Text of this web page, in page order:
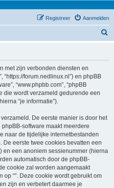
Aanmelden
Registreer
met zijn verbonden diensten en
“https://forum.nedlinux.nl”) en phpBB
“www.phpbb.com”, “phpBB
die wordt verzameld gedurende een
“je informatie”).
De eerste manier is door het
software maakt meerdere
naar de tijdelijke internetbestanden
eerste twee cookies bevatten een
en een anoniem sessienummer (hierna
automatisch door de phpBB-
cookie zal worden aangemaakt
“”. Deze cookie wordt gebruikt om
zijn en verbetert daarmee je